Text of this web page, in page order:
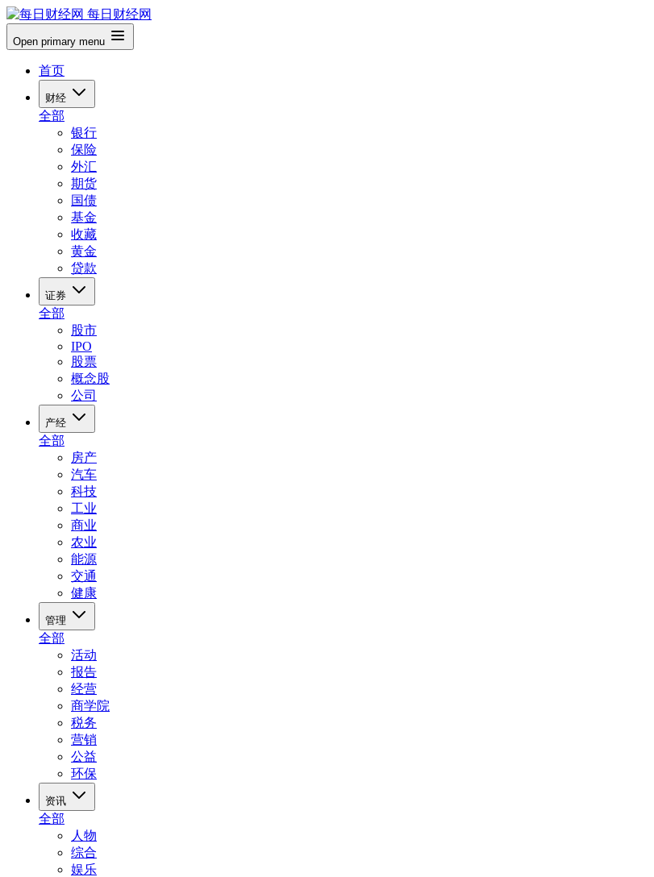
每日财经网
Open primary menu
首页
财经
全部
银行
保险
外汇
期货
国债
基金
收藏
黄金
贷款
证券
全部
股市
IPO
股票
概念股
公司
产经
全部
房产
汽车
科技
工业
商业
农业
能源
交通
健康
管理
全部
活动
报告
经营
商学院
税务
营销
公益
环保
资讯
全部
人物
综合
娱乐